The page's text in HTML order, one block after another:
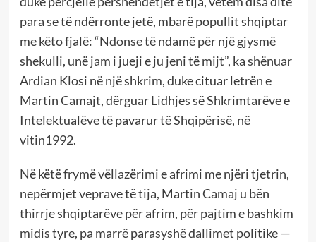
para se të ndërronte jetë, mbarë popullit shqiptar
me këto fjalë: “Ndonse të ndamë për një gjysmë
shekulli, unë jam i jueji e ju jeni të mijt”, ka shënuar
Ardian Klosi në një shkrim, duke cituar letrën e
Martin Camajt, dërguar Lidhjes së Shkrimtarëve e
Intelektualëve të pavarur të Shqipërisë, në
vitin1992.
Në këtë frymë vëllazërimi e afrimi me njëri tjetrin,
nepërmjet veprave të tija, Martin Camaj u bën
thirrje shqiptarëve për afrim, për pajtim e bashkim
midis tyre, pa marrë parasyshë dallimet politike —